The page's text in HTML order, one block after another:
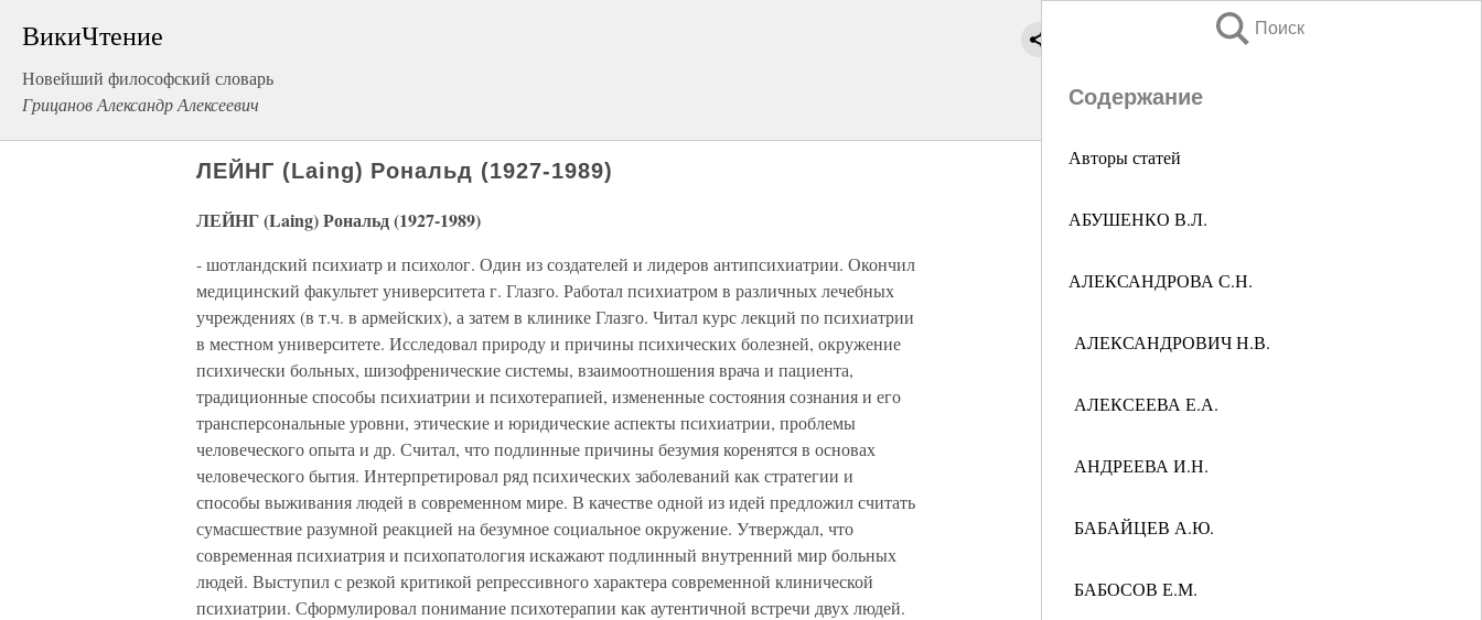
ВикиЧтение
Новейший философский словарь
Грицанов Александр Алексеевич
Поиск
Содержание
Авторы статей
АБУШЕНКО В.Л.
АЛЕКСАНДРОВА С.Н.
АЛЕКСАНДРОВИЧ Н.В.
АЛЕКСЕЕВА Е.А.
АНДРЕЕВА И.Н.
БАБАЙЦЕВ А.Ю.
БАБОСОВ Е.М.
ЛЕЙНГ (Laing) Рональд (1927-1989)
ЛЕЙНГ (Laing) Рональд (1927-1989)
- шотландский психиатр и психолог. Один из создателей и лидеров антипсихиатрии. Окончил
медицинский факультет университета г. Глазго. Работал психиатром в различных лечебных
учреждениях (в т.ч. в армейских), а затем в клинике Глазго. Читал курс лекций по психиатрии
в местном университете. Исследовал природу и причины психических болезней, окружение
психически больных, шизофренические системы, взаимоотношения врача и пациента,
традиционные способы психиатрии и психотерапией, измененные состояния сознания и его
трансперсональные уровни, этические и юридические аспекты психиатрии, проблемы
человеческого опыта и др. Считал, что подлинные причины безумия коренятся в основах
человеческого бытия. Интерпретировал ряд психических заболеваний как стратегии и
способы выживания людей в современном мире. В качестве одной из идей предложил считать
сумасшествие разумной реакцией на безумное социальное окружение. Утверждал, что
современная психиатрия и психопатология искажают подлинный внутренний мир больных
людей. Выступил с резкой критикой репрессивного характера современной клинической
психиатрии. Сформулировал понимание психотерапии как аутентичной встречи двух людей.